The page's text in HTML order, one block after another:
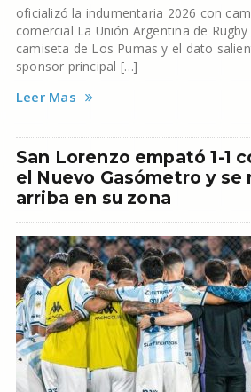
oficializó la indumentaria 2026 con
comercial La Unión Argentina de
camiseta de Los Pumas y el dato
sponsor principal […]
Leer Mas
San Lorenzo empató 1-1
el Nuevo Gasómetro y
arriba en su zona